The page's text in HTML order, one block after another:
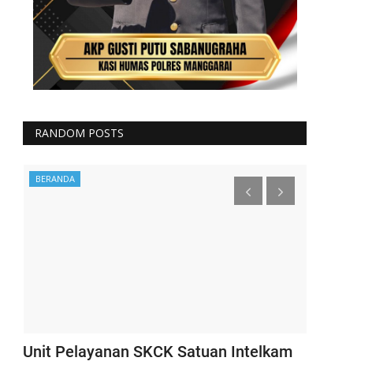
RANDOM POSTS
BERANDA
Unit Pelayanan SKCK Satuan Intelkam